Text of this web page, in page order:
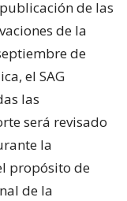
de las
de la
de
el SAG
las
será revisado
la
propósito de
de la